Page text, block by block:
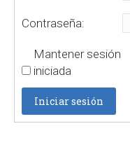
Contraseña:
Mantener sesión
iniciada
Iniciar sesión